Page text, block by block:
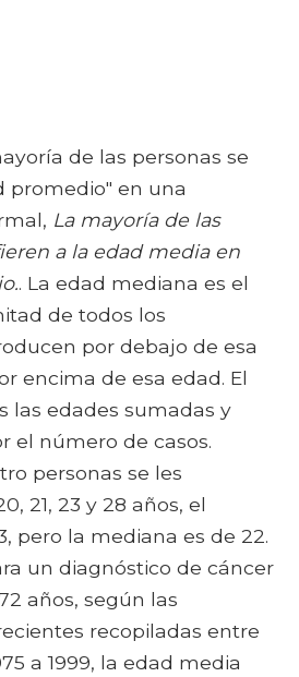
de las personas se
promedio" en una
La mayoría de las
a la edad media en
. La edad mediana es el
de todos los
por debajo de esa
encima de esa edad. El
las edades sumadas y
el número de casos.
personas se les
21, 23 y 28 años, el
pero la mediana es de 22.
un diagnóstico de cáncer
años, según las
recopiladas entre
a 1999, la edad media